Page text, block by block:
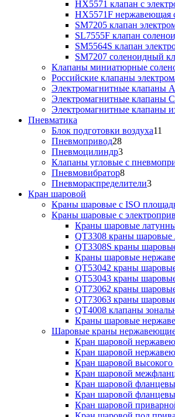
HX5571 клапан с
HX5571F нержавеющая
SM7205 клапан
SL7555F клапан
SM5564S клапан
SM7207 соленоидный
Клапаны миниатюрные
Российские клапаны
Электромагнитные клапаны
Электромагнитные клапаны
Электромагнитные клапаны
Пневматика
Блок подготовки воздуха11
Пневмопривод28
Пневмоцилиндр3
Клапаны угловые с
Пневмовибратор8
Пневмораспределители3
Кран шаровой
Краны шаровые с ISO
Краны шаровые с
Краны шаровые
QT3308 краны шаровые
QT3308S краны
Краны шаровые
QT53042 краны
QT53043 краны
QT73062 краны
QT73063 краны
QT4008 клапаны
Краны шаровые
Шаровые краны нержавеющие
Кран шаровой
Кран шаровой
Кран шаровой
Кран шаровой
Кран шаровой
Кран шаровой
Кран шаровой